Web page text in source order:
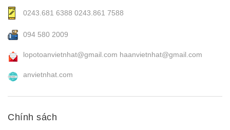
0243.681 6388 0243.861 7588
094 580 2009
lopotoanvietnhat@gmail.com haanvietnhat@gmail.com
anvietnhat.com
Chính sách